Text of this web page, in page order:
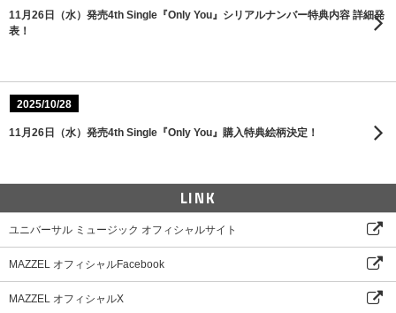
11月26日（水）発売4th Single『Only You』シリアルナンバー特典内容 詳細発
表！
2025/10/28
11月26日（水）発売4th Single『Only You』購入特典絵柄決定！
LINK
ユニバーサル ミュージック オフィシャルサイト
MAZZEL オフィシャルFacebook
MAZZEL オフィシャルX